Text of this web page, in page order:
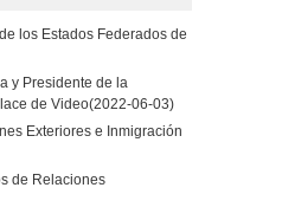
los Estados Federados de
y Presidente de la
de Video(2022-06-03)
Exteriores e Inmigración
de Relaciones